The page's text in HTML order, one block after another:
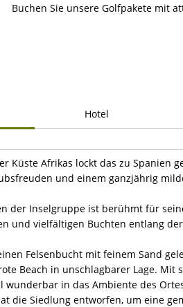
Buchen Sie unsere Golfpakete mit
Hotel
Küste Afrikas lockt das zu Spanien
und einem ganzjährig
der Inselgruppe ist berühmt für
und vielfältigen Buchten entlang
Felsenbucht mit feinem Sand
Beach in unschlagbarer Lage.
wunderbar in das Ambiente des
die Siedlung entworfen, um eine